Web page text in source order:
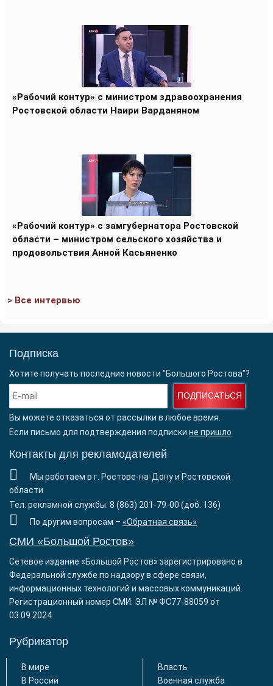
«Рабочий контур» с министром здравоохранения
Ростовской области Наири Варданяном
«Рабочий контур» с замгубернатора Ростовской
области – министром сельского хозяйства и
продовольствия Анной Касьяненко
> Все интервью
Подписка
Хотите получать последние новости "Большого Ростова"?
ПОДПИСАТЬСЯ
Вы можете отказаться от рассылки в любое время.
Если письмо для подтверждения подписки не пришло
Контакты для рекламодателей
Мы работаем в г. Ростове-на-Дону и Ростовской
области
Тел. рекламной службы: 8 (863) 201-79-00 (доб. 136)
По другим вопросам – «Обратная связь»
СМИ «Большой Ростов»
Сетевое издание «Большой Ростов» зарегистрировано в
Федеральной службе по надзору в сфере связи,
информационных технологий и массовых коммуникаций.
Регистрационный номер СМИ: ЭЛ № ФС77-88059 от
03.09.2024
Рубрикатор
В мире
В России
Власть
Военная служба